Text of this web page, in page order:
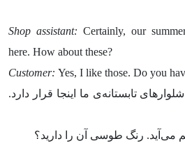
Shop assistant: Certainly, our
here. How about these?
Customer: Yes, I like those. Do you
تابستانه‌ی ما اینجا قرار دارد.
می‌آید. رنگ طوسی آن را دارید؟